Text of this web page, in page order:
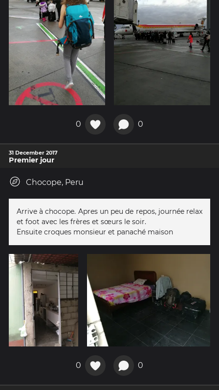
0 0
31 December 2017
Premier jour
Chocope, Peru
Arrive à chocope. Apres un peu de repos, journée relax
et foot avec les frères et sœurs le soir.
Ensuite croques monsieur et panaché maison
0 0